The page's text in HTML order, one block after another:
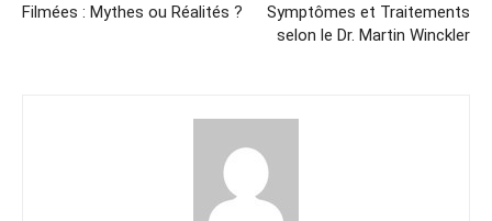
Filmées : Mythes ou Réalités ?
Symptômes et Traitements
selon le Dr. Martin Winckler